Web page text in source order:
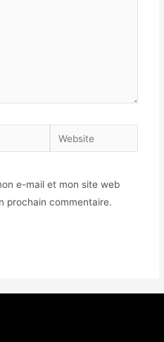
e-mail et mon site web
prochain commentaire.